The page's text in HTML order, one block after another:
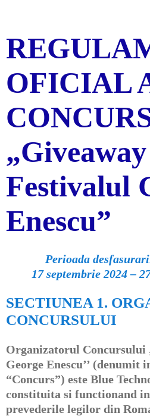
OFICIAL
„Giveaway
Festivalul
Enescu”
Perioada
17 septembrie 2024 –
SECTIUNEA 1.
CONCURSULUI
Organizatorul Concursului
George Enescu’’ (denumit
“Concurs”) este Blue
constituita si functionand
prevederile legilor din